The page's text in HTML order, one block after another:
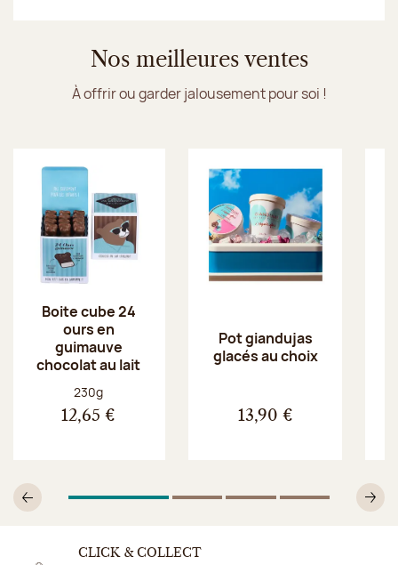
Nos meilleures ventes
À offrir ou garder jalousement pour soi !
Boite cube 24
ours en
guimauve
chocolat au lait
Poids net :
230g
12,65 €
Pot giandujas
glacés au choix
13,90 €
Précédent
1Sur 4 2Sur 4
3Sur 4
4Sur 4
CLICK & COLLECT